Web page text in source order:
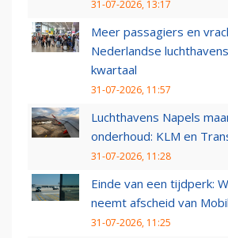
31-07-2026, 13:17
Meer passagiers en
Nederlandse
kwartaal
31-07-2026, 11:57
Luchthavens Napels
onderhoud: KLM en
31-07-2026, 11:28
Einde van een tijdperk:
neemt afscheid van
31-07-2026, 11:25